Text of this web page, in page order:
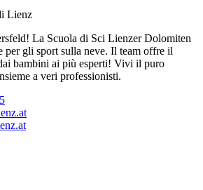
Lienz
La Scuola di Sci Lienzer Dolomiten
per gli sport sulla neve. Il team offre il
bambini ai più esperti! Vivi il puro
a veri professionisti.